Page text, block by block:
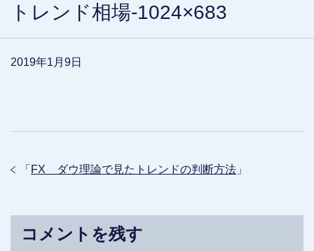
トレンド相場-1024×683
2019年1月9日
「 FX ダウ理論で見たトレンドの判断方法 」
コメントを残す